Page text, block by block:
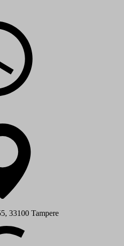
33100 Tampere